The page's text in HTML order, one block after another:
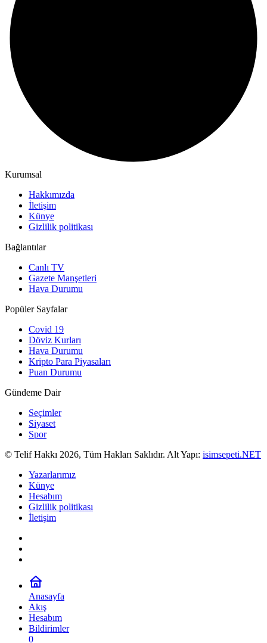
Kurumsal
Hakkımızda
İletişim
Künye
Gizlilik politikası
Bağlantılar
Canlı TV
Gazete Manşetleri
Hava Durumu
Popüler Sayfalar
Covid 19
Döviz Kurları
Hava Durumu
Kripto Para Piyasaları
Puan Durumu
Gündeme Dair
Seçimler
Siyaset
Spor
© Telif Hakkı 2026, Tüm Hakları Saklıdır. Alt Yapı: isimsepeti.NET
Yazarlarımız
Künye
Hesabım
Gizlilik politikası
İletişim
Anasayfa
Akış
Hesabım
Bildirimler
0